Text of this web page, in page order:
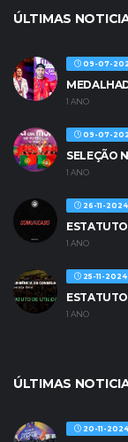
ÚLTIMAS
09-07-
1 ANO
09-07-
SELEÇÃO
1 ANO
26-11-2024
1 ANO
25-11-2024
1 ANO
ÚLTIMAS
20-11-2024